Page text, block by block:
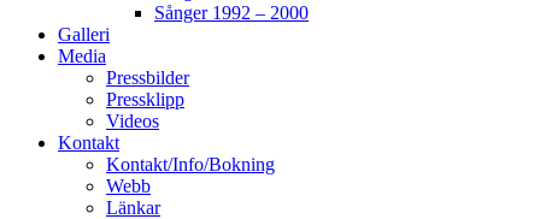
Sånger 1992 – 2000
Galleri
Media
Pressbilder
Pressklipp
Videos
Kontakt
Kontakt/Info/Bokning
Webb
Länkar